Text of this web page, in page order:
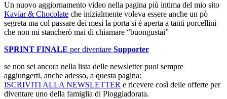
Un nuovo aggiornamento video nella pagina più intima del mio sito
Kaviar & Chocolate che inizialmente voleva essere anche un pò
segreta ma col passare dei mesi la porta si è aperta a tanti porcellini
che non mi stancherò mai di chiamare “buongustai”
SPRINT FINALE per diventare Supporter
se non sei ancora nella lista delle newsletter puoi sempre
aggiungerti, anche adesso, a questa pagina:
ISCRIVITI ALLA NEWSLETTER e ricevere così delle offerte per
diventare uno della famiglia di Pioggiadorata.